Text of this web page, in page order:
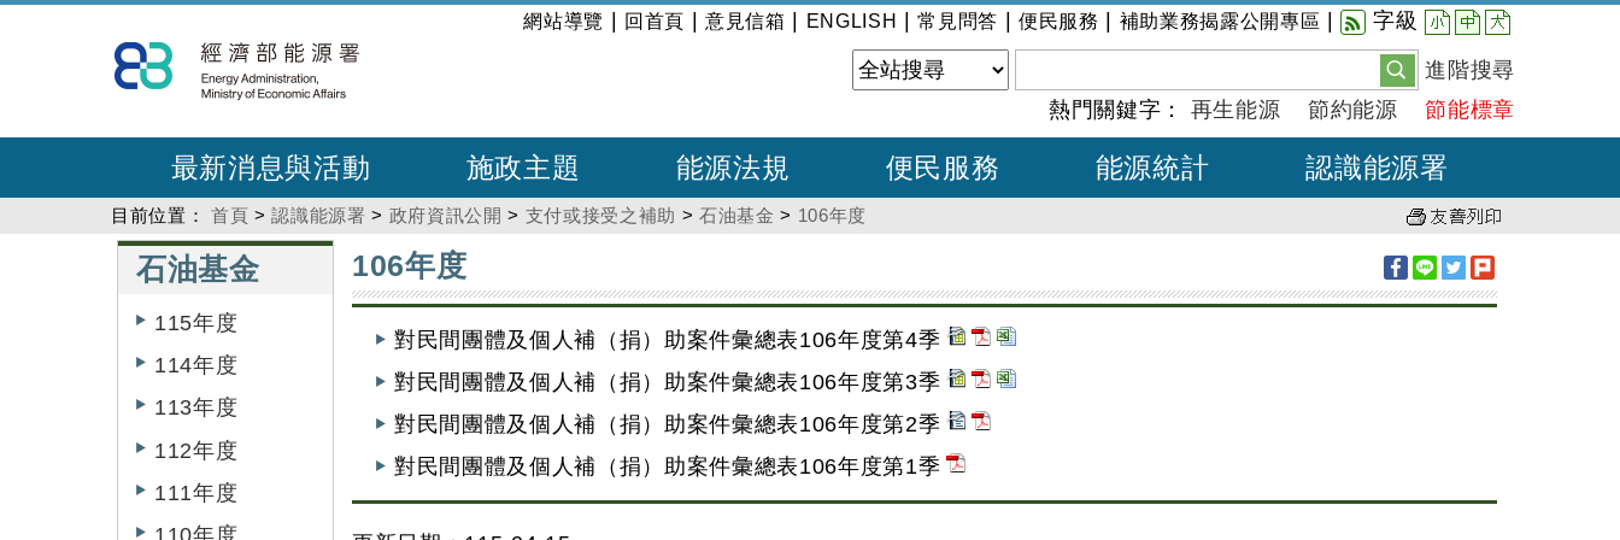
到
主
內
:::
網站導覽 回首頁 意見信箱 ENGLISH |常見問答 便民服務 補助業務揭露公開專區 字級 小 中 大
進階搜尋
熱門關鍵字： 再生能源 節約能源 節能標章
最新消息與活動 施政主題 能源法規 便民服務 能源統計 認識能源署
目前位置： 首頁 >認識能源署 > 政府資訊公開 > 支付或接受之補助 >石油基金 > 106年度
石油基金
115年度
114年度
113年度
112年度
111年度
110年度
106年度
對民間團體及個人補（捐）助案件彙總表106年度第4季
對民間團體及個人補（捐）助案件彙總表106年度第3季
對民間團體及個人補（捐）助案件彙總表106年度第2季
對民間團體及個人補（捐）助案件彙總表106年度第1季